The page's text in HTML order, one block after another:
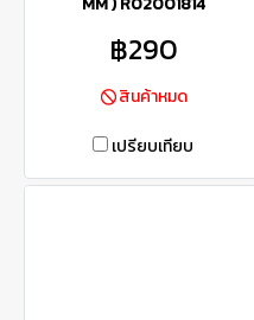
฿290
สินค้าหมด
เปรียบเทียบ